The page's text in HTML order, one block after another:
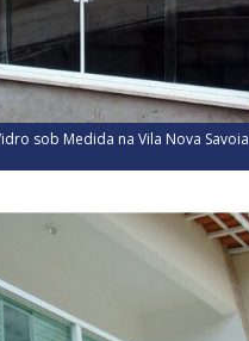
sob Medida na Vila Nova Savoia